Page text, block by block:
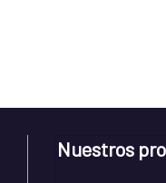
Nuestros